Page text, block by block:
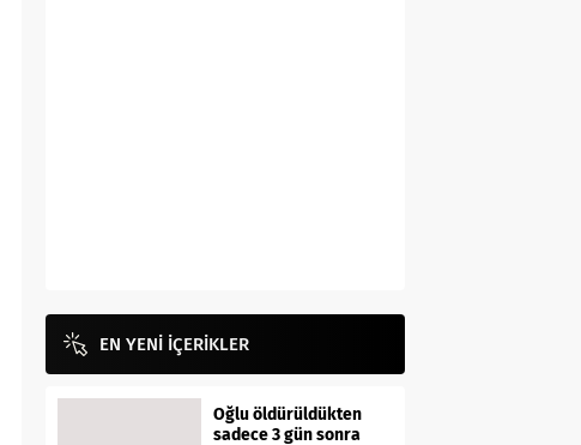
EN YENİ İÇERİKLER
Oğlu öldürüldükten
sadece 3 gün sonra